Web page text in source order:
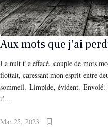
Aux mots que j'ai
La nuit t’a effacé, couple de mots
flottait, caressant mon esprit entre
sommeil. Limpide, évident. Envolé.
t’...
Mar 25, 2023